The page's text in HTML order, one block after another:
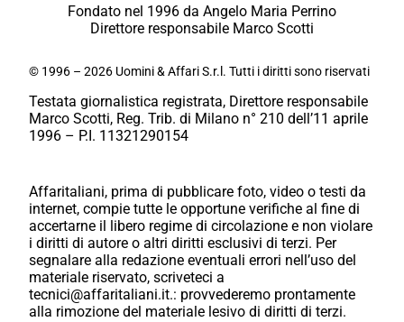
Fondato nel 1996 da Angelo Maria Perrino
Direttore responsabile Marco Scotti
© 1996 – 2026 Uomini & Affari S.r.l. Tutti i diritti sono riservati
Testata giornalistica registrata, Direttore responsabile
Marco Scotti, Reg. Trib. di Milano n° 210 dell’11 aprile
1996 – P.I. 11321290154
Affaritaliani, prima di pubblicare foto, video o testi da
internet, compie tutte le opportune verifiche al fine di
accertarne il libero regime di circolazione e non violare
i diritti di autore o altri diritti esclusivi di terzi. Per
segnalare alla redazione eventuali errori nell’uso del
materiale riservato, scriveteci a
tecnici@affaritaliani.it.: provvederemo prontamente
alla rimozione del materiale lesivo di diritti di terzi.